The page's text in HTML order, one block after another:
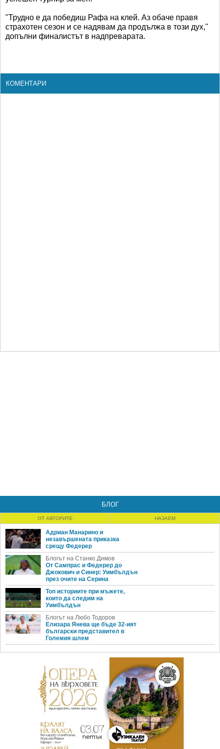
"Трудно е да победиш Рафа на клей. Аз обаче правя
страхотен сезон и се надявам да продължа в този дух,"
допълни финалистът в надпреварата.
КОМЕНТАРИ
БЛОГ
ОТ АВТОРИТЕ НАЗАЕМ
Адриан Манарино и
незавършената приказка
срещу Федерер
Блогът на Станко Димов
От Сампрас и Федерер до
Джокович и Синер: Уимбълдън
през очите на Серина
Топ историите при мъжете,
които да следим на
Уимбълдън
Блогът на Любо Тодоров
Елизара Янева ще бъде 32-ият
български представител в
Големия шлем